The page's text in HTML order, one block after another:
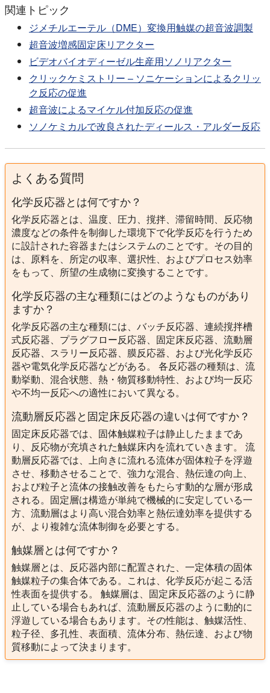
関連トピック
ジメチルエーテル（DME）変換用触媒の超音波調製
超音波増感固定床リアクター
ビデオバイオディーゼル生産用ソノリアクター
クリックケミストリー – ソニケーションによるクリッ
ク反応の促進
超音波によるマイケル付加反応の促進
ソノケミカルで改良されたディールス・アルダー反応
よくある質問
化学反応器とは何ですか？
化学反応器とは、温度、圧力、撹拌、滞留時間、反応物
濃度などの条件を制御した環境下で化学反応を行うため
に設計された容器またはシステムのことです。その目的
は、原料を、所定の収率、選択性、およびプロセス効率
をもって、所望の生成物に変換することです。
化学反応器の主な種類にはどのようなものがあり
ますか？
化学反応器の主な種類には、バッチ反応器、連続撹拌槽
式反応器、プラグフロー反応器、固定床反応器、流動層
反応器、スラリー反応器、膜反応器、および光化学反応
器や電気化学反応器などがある。 各反応器の種類は、流
動挙動、混合状態、熱・物質移動特性、および均一反応
や不均一反応への適性において異なる。
流動層反応器と固定床反応器の違いは何ですか？
固定床反応器では、固体触媒粒子は静止したままであ
り、反応物が充填された触媒床内を流れていきます。 流
動層反応器では、上向きに流れる流体が固体粒子を浮遊
させ、移動させることで、強力な混合、熱伝達の向上、
および粒子と流体の接触改善をもたらす動的な層が形成
される。固定層は構造が単純で機械的に安定している一
方、流動層はより高い混合効率と熱伝達効率を提供する
が、より複雑な流体制御を必要とする。
触媒層とは何ですか？
触媒層とは、反応器内部に配置された、一定体積の固体
触媒粒子の集合体である。これは、化学反応が起こる活
性表面を提供する。 触媒層は、固定床反応器のように静
止している場合もあれば、流動層反応器のように動的に
浮遊している場合もあります。その性能は、触媒活性、
粒子径、多孔性、表面積、流体分布、熱伝達、および物
質移動によって決まります。